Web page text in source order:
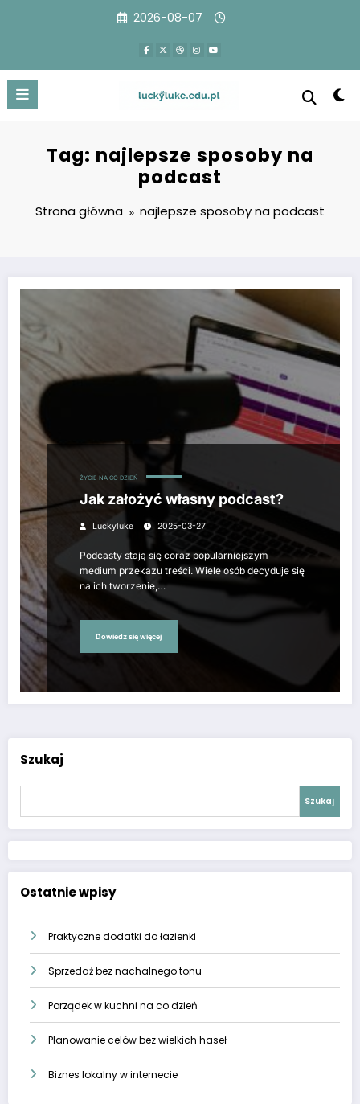
2026-08-07
Tag: najlepsze sposoby na
podcast
Strona główna najlepsze sposoby na podcast
ŻYCIE NA CO DZIEŃ
Jak założyć własny podcast?
Luckyluke 2025-03-27
Podcasty stają się coraz popularniejszym
medium przekazu treści. Wiele osób decyduje się
na ich tworzenie,…
Dowiedz się więcej
Szukaj
Szukaj
Ostatnie wpisy
Praktyczne dodatki do łazienki
Sprzedaż bez nachalnego tonu
Porządek w kuchni na co dzień
Planowanie celów bez wielkich haseł
Biznes lokalny w internecie